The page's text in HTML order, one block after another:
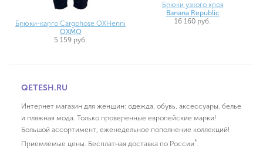
Брюки-карго Cargohose OXHenni
OXMO
5 159 руб.
Брюки узкого кроя
Banana Republic
16 160 руб.
QETESH.RU
Интернет магазин для женщин: одежда, обувь, аксессуары, белье
и пляжная мода. Только проверенные европейские марки!
Большой ассортимент, еженедельное пополнение коллекций!
Приемлемые цены. Бесплатная доставка по России*.